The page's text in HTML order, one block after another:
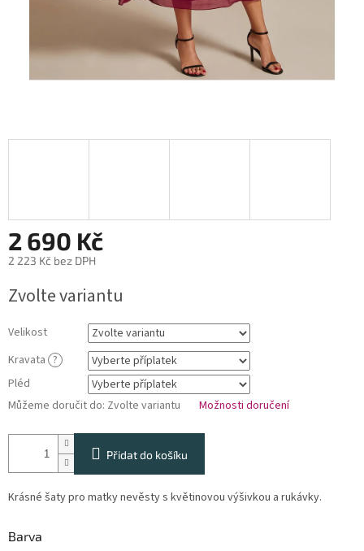
2 690 Kč
2 223 Kč bez DPH
cena:
Zvolte variantu
Velikost
Kravata ?
Pléd
Můžeme doručit do: Zvolte variantu Možnosti doručení
Přidat do košíku
Krásné šaty pro matky nevěsty s květinovou výšivkou a rukávky.
Barva